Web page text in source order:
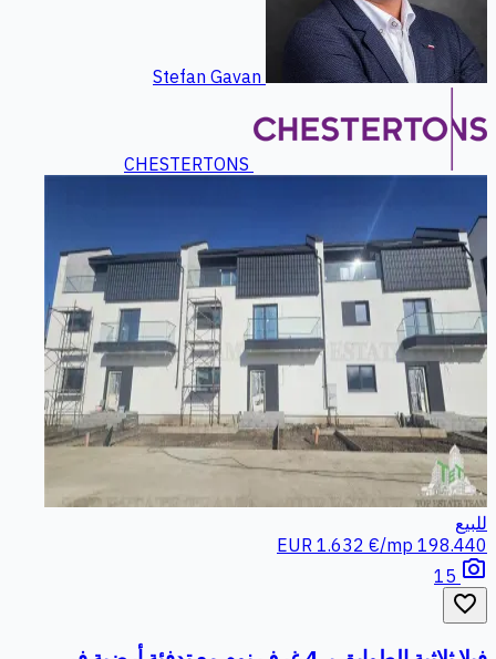
Stefan Gavan
CHESTERTONS
للبيع
198.440 EUR
1.632 €/mp
photo_camera
favorite_border